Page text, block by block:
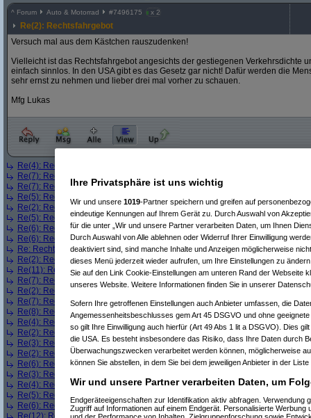
^ Forum Auto & Motorrad #7496175 x 2
Re(2): Rechtsfahrgebot
Versuch mal aus dem Kästchen rauszudenken!
Vielleicht ist das Rechtsfahrgebot angesichts der gestiegenen Verkehrsdichte
einfach sinnlos. In den USA gibt es das Gesetz gar nicht! Dafür werden die
sehr ernst zu nehmen und lieber drei mal vorher zu schauen.
Mfg Lukas
Re(4): Rechtsfahrgebot
Re(7): Rechtsfahrgebot
Re(7): Rechtsfahrgebot
(Paulas_Papaam 15.07.2015, 22:36:10)
Re(5): Rechtsfahrgebot
Sowinetz
am 15.07.2015, 22:38:17)
Re(2): Rechtsfahrgebot(Maximus82am 15.07.2015, 22:57:33)
Re(5): Rechtsfahrgebot (AVS_reloadedam 15.07.2015, 23:24:48)
Re(6): Rechtsfahrgebot
(AVS_reloadedam 15.07.2015, 23:26:16)
Re(6): Rechtsfahrgebot
(Paulas_Papaam 15.07.2015, 23:32:15)
Re: Rechtsfahrgebot
(Robert Cravenam 15.07.2015, 23:45:29)
Re(2): Rechtsfahrgebot(Paulas_Papaam 15.07.2015, 23:47:26)
Re(11): Rechtsfahrgebot
( Flyam 15.07.2015, 23:56:16)
Re(7): Rechtsfahrgebot( Fly
am 16.07.2015, 00:04:36)
Re(2): Rechtsfahrgebot
Re(7): Rechtsfahrgebot
(AVS_reloadedam 16.07.2015, 02:38:54)
Re(8): Rechtsfahrgebot
(AVS_reloaded am 16.07.2015, 02:39:50)
Re(4): Rechtsfahrgebot
(AVS_reloaded am 16.07.2015, 02:44:22)
Re(2): Rechtsfahrgebot (Psychopatham 16.07.2015, 02:48:08)
Re(3): Rechtsfahrgebot
(AVS_reloadedam 16.07.2015, 03:10:28)
Re(2): Rechtsfahrgebot
(AVS_reloadedam 16.07.2015, 03:11:18)
Re(6): Rechtsfahrgebot(AVS_reloaded am 16.07.2015, 03:12:35)
Re(3): Rechtsfahrgebot
Re(4): Rechtsfahrgebot(Psychopatham 16.07.2015, 03:29:15)
Re(5): Rechtsfahrgebot
( AVS_reloaded am 16.07.2015, 03:41:37)
Re(6): Rechtsfahrgebot(Psychopatham 16.07.2015, 03:43:06)
Re(12): Rechtsfahrgebot(bono_d70 am 16.07.2015, 07:43:32)
Ihre Privatsphäre ist uns wichtig
Wir und unsere 1019-Partner speichern und greifen auf
eindeutige Kennungen auf Ihrem Gerät zu. Durch Auswahl von
für die unter „Wir und unsere Partner verarbeiten Daten, um Ihnen
Durch Auswahl von Alle ablehnen oder Widerruf Ihrer Einwilligung
deaktiviert sind, sind manche Inhalte und Anzeigen möglicherweise
dieses Menü jederzeit wieder aufrufen, um Ihre Einstellungen zu
Sie auf den Link Cookie-Einstellungen am unteren Rand der Webseite
unseres Website. Weitere Informationen finden Sie in unserer
Sofern Ihre getroffenen Einstellungen auch Anbieter umfassen, die
Angemessenheitsbeschlusses gem Art 45 DSGVO und ohne
so gilt Ihre Einwilligung auch hierfür (Art 49 Abs 1 lit a DSGVO). Dies
die USA. Es besteht insbesondere das Risiko, dass Ihre Daten durch
Überwachungszwecken verarbeitet werden können, möglicherweise
können Sie abstellen, in dem Sie bei dem jeweiligen Anbieter in der
Wir und unsere Partner verarbeiten Daten, um
Endgeräteeigenschaften zur Identifikation aktiv abfragen. Verwendung
Zugriff auf Informationen auf einem Endgerät. Personalisierte Werbung